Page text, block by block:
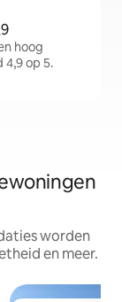
hoog
op 5.
worden
en meer.